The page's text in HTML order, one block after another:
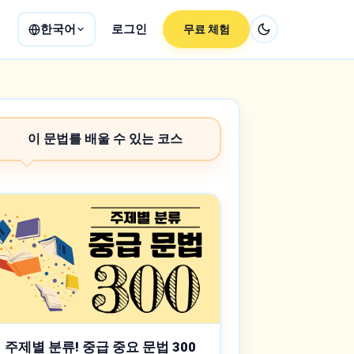
한국어 로그인 무료 체험
이 문법를 배울 수 있는 코스
주제별 분류! 중급 중요 문법 300